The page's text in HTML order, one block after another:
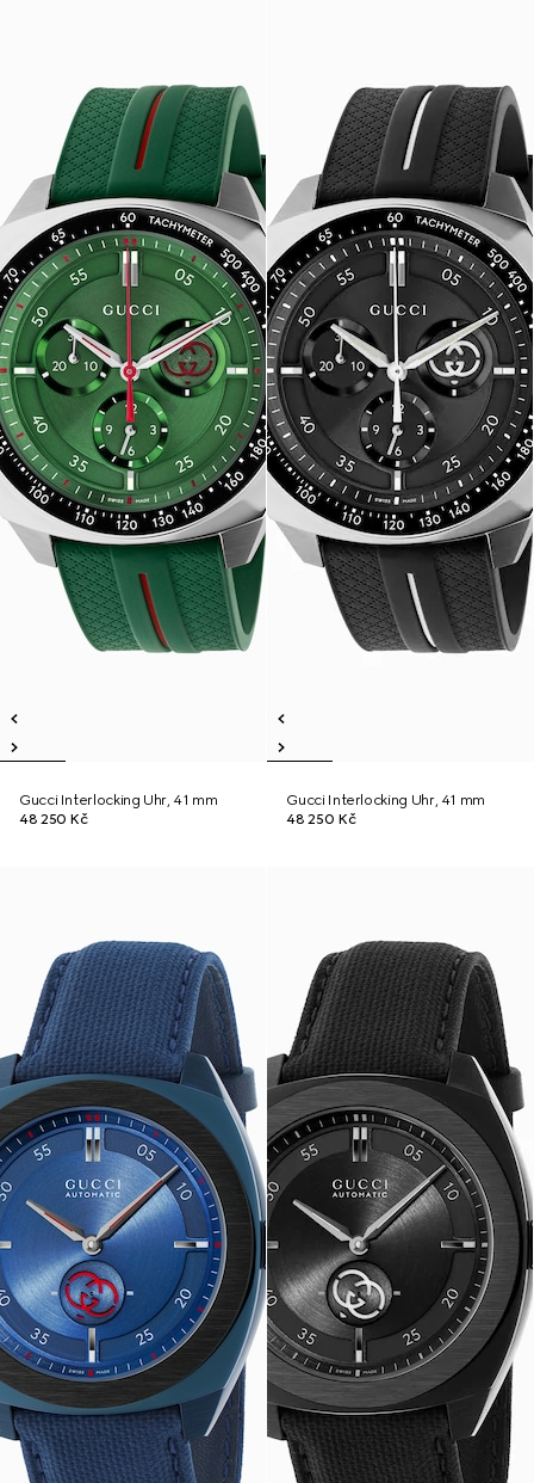
Gucci Interlocking Uhr, 41 mm
48 250 Kč
Gucci Interlocking Uhr, 41 mm
48 250 Kč